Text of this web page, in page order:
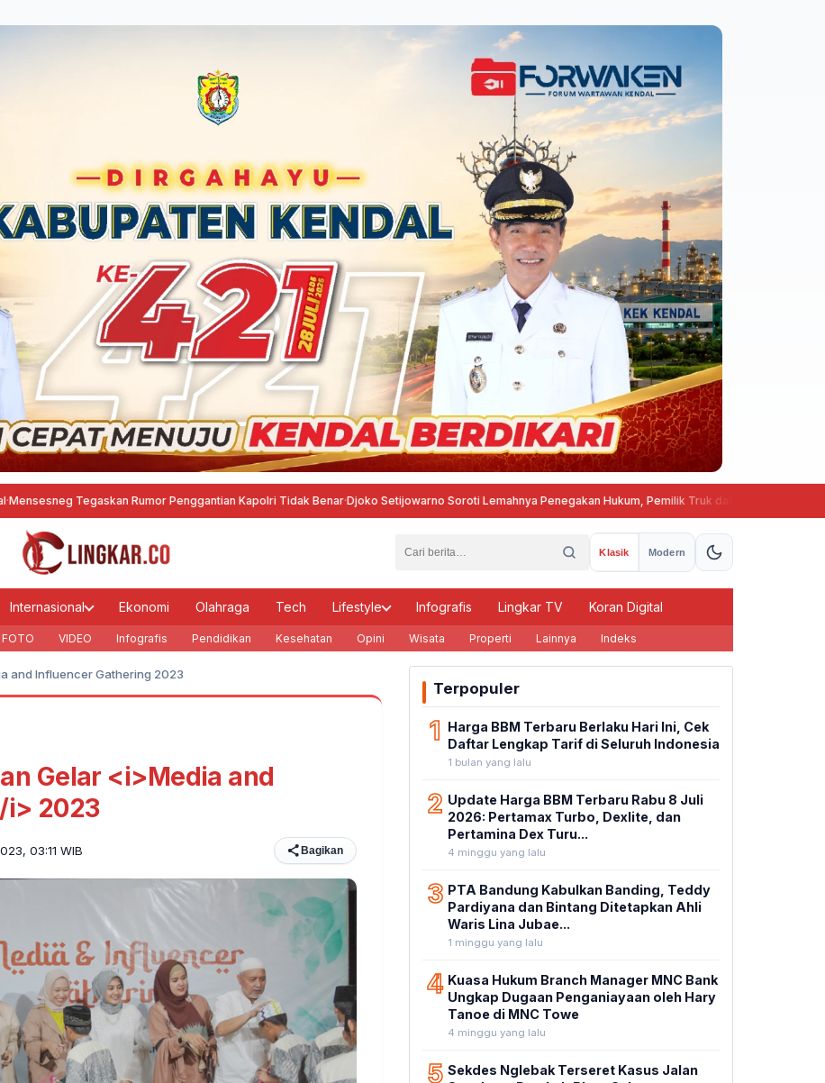
Tegaskan Rumor Penggantian Kapolri Tidak Benar ·Djoko Setijowarno Soroti Lemahnya Penegakan Hukum, Pemilik Truk dan Cargo Owner Harus Ikut
Klasik Modern
Internasional Ekonomi Olahraga Tech Lifestyle Infografis Lingkar TV Koran Digital
FOTO VIDEO Infografis Pendidikan Kesehatan Opini Wisata Properti Lainnya Indeks
and Influencer Gathering 2023
Gelar <i>Media and
i> 2023
03:11 WIB Bagikan
Terpopuler
1 Harga BBM Terbaru Berlaku Hari Ini, Cek
Daftar Lengkap Tarif di Seluruh Indonesia
1 bulan yang lalu
2 Update Harga BBM Terbaru Rabu 8 Juli
2026: Pertamax Turbo, Dexlite, dan
Pertamina Dex Turu...
4 minggu yang lalu
3 PTA Bandung Kabulkan Banding, Teddy
Pardiyana dan Bintang Ditetapkan Ahli
Waris Lina Jubae...
1 minggu yang lalu
4 Kuasa Hukum Branch Manager MNC Bank
Ungkap Dugaan Penganiayaan oleh Hary
Tanoe di MNC Towe
4 minggu yang lalu
5 Sekdes Nglebak Terseret Kasus Jalan